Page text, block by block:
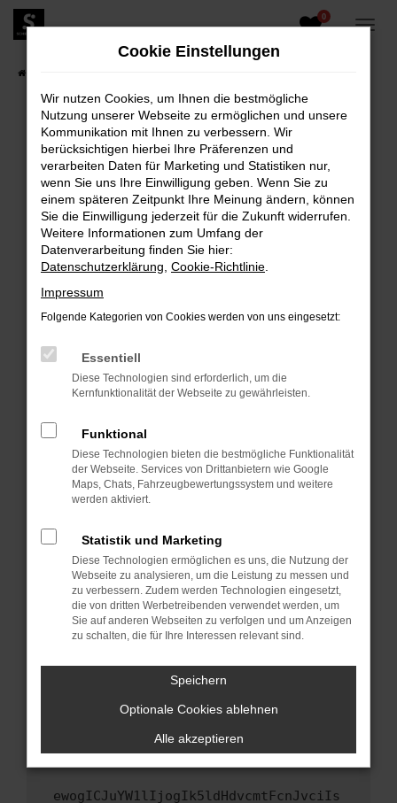
Zum
Hauptinhalt
0
FEHLER: NETWORK ERROR
Beim Laden ist ein Fehler aufgetreten.
Hier sind ein paar Tipps, die dir helfen können:
Überprüfe deine Firewall und deine
Internetverbindung.
Laden andere Webseiten, zum Beispiel deine
Suchmaschine?
Prüfe deine Browsererweiterungen.
können das Laden bestimmter Seiten
verhindern. Funktioniert die Seite in einem
anderen Browser oder in einem privaten
Starte dein Gerät neu.
Das kann manchmal helfen, vorübergehende
Probleme zu beheben.
Betriebssystem auf dem neuesten Stand
sind.
Veraltete Software birgt nicht nur ein
Sicherheitsrisiko, sondern kann auch dazu
führen, dass bestimmte Funktionen nicht mehr
unterstützt werden.
Wenn du alle oben genannten Schritte versucht
versuchen, das Problem zu beheben. Du kannst
uns diesen Text schicken, um uns bei der
Fehlersuche zu unterstützen:
ewogICJuYW1lIjogIk5ldHdvcmtFcnJvciIs
Cookie Einstellungen
Wir nutzen Cookies, um Ihnen die bestmögliche
Nutzung unserer Webseite zu ermöglichen und unsere
Kommunikation mit Ihnen zu verbessern. Wir
berücksichtigen hierbei Ihre Präferenzen und
verarbeiten Daten für Marketing und Statistiken nur,
wenn Sie uns Ihre Einwilligung geben. Wenn Sie zu
einem späteren Zeitpunkt Ihre Meinung ändern, können
Sie die Einwilligung jederzeit für die Zukunft widerrufen.
Weitere Informationen zum Umfang der
Datenverarbeitung finden Sie hier:
Datenschutzerklärung Cookie-Richtlinie
Impressum
Folgende Kategorien von Cookies werden von uns eingesetzt:
Essentiell
Diese Technologien sind erforderlich, um die
Kernfunktionalität der Webseite zu gewährleisten.
Funktional
Diese Technologien bieten die bestmögliche Funktionalität
der Webseite. Services von Drittanbietern wie Google
Maps, Chats, Fahrzeugbewertungssystem und weitere
werden aktiviert.
Statistik und Marketing
Diese Technologien ermöglichen es uns, die Nutzung der
Webseite zu analysieren, um die Leistung zu messen und
zu verbessern. Zudem werden Technologien eingesetzt,
die von dritten Werbetreibenden verwendet werden, um
Sie auf anderen Webseiten zu verfolgen und um Anzeigen
zu schalten, die für Ihre Interessen relevant sind.
Speichern
Optionale Cookies ablehnen
Alle akzeptieren